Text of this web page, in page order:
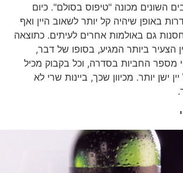
השונים מכונה "טיפוס בסולם". כיום
באופן שיהיה קל יותר לשאוב היין ואף
גם באולמות אחרים לעיתים. כתוצאה
הצעיר ביותר המגיע, בסופו של דבר,
החביות בסדרה, וכל בקבוק מכיל
יותר. מכיוון שכך, ביינות שרי לא